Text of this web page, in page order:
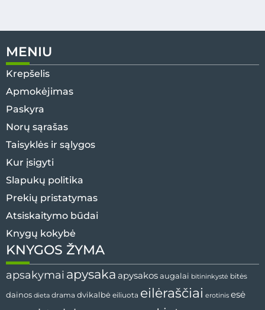
MENIU
Krepšelis
Apmokėjimas
Paskyra
Norų sąrašas
Taisyklės ir sąlygos
Kur įsigyti
Slapukų politika
Prekių pristatymas
Atsiskaitymo būdai
Knygų kokybė
KNYGOS ŽYMA
apsakymai apysaka apysakos augalai bitininkystė bitės
dainos dieta drama dvikalbė eiliuota eilėraščiai erotinis esė